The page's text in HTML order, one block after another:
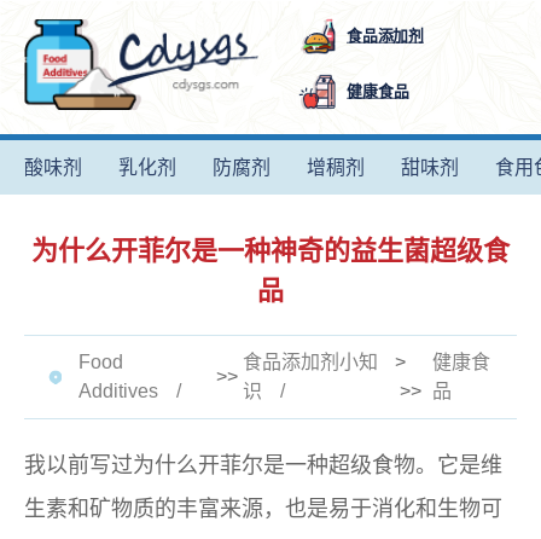
食品添加剂
健康食品
酸味剂 乳化剂 防腐剂 增稠剂 甜味剂 食用
为什么开菲尔是一种神奇的益生菌超级食
品
Food
Additives
>>
食品添加剂小知
识
>
>>
健康食
品
我以前写过为什么开菲尔是一种超级食物。它是维
生素和矿物质的丰富来源，也是易于消化和生物可